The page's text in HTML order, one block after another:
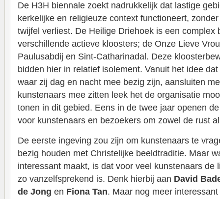
De H3H biennale zoekt nadrukkelijk dat lastige
kerkelijke en religieuze context functioneert,
twijfel verliest. De Heilige Driehoek is een complex
verschillende actieve kloosters; de Onze Lieve
Paulusabdij en Sint-Catharinadal. Deze
bidden hier in relatief isolement. Vanuit het idee
waar zij dag en nacht mee bezig zijn, aansluiten
kunstenaars mee zitten leek het de organisatie
tonen in dit gebied. Eens in de twee jaar openen
voor kunstenaars en bezoekers om zowel de rust
De eerste ingeving zou zijn om kunstenaars te
bezig houden met Christelijke beeldtraditie. Maar
interessant maakt, is dat voor veel kunstenaars de
zo vanzelfsprekend is. Denk hierbij aan David
de Jong en Fiona Tan. Maar nog meer